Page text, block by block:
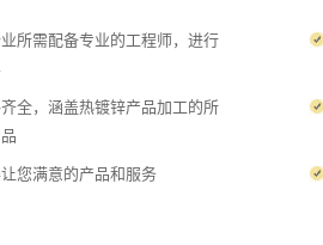
所需配备专业的工程师，进行
全，涵盖热镀锌产品加工的所
您满意的产品和服务